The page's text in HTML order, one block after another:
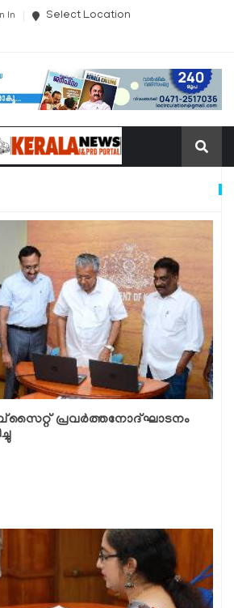
In Select Location
പ്രവര്‍ത്തനോദ്ഘാടനം